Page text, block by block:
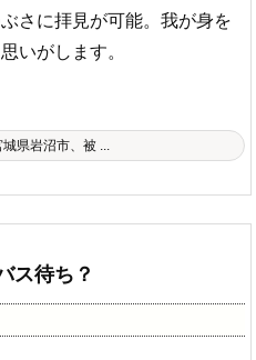
さに拝見が可能。我が身を
いがします。
城県岩沼市、被 ...
ス待ち？